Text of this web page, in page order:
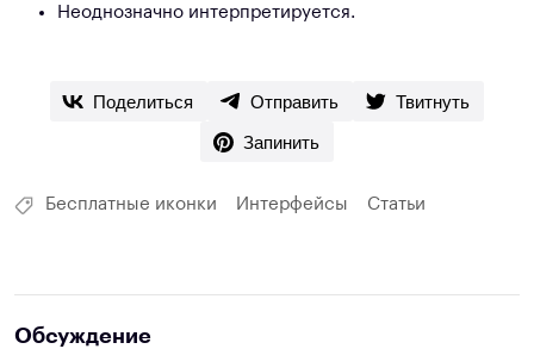
Неоднозначно интерпретируется.
Поделиться Отправить
Твитнуть
Запинить
Бесплатные иконки Интерфейсы Статьи
Обсуждение